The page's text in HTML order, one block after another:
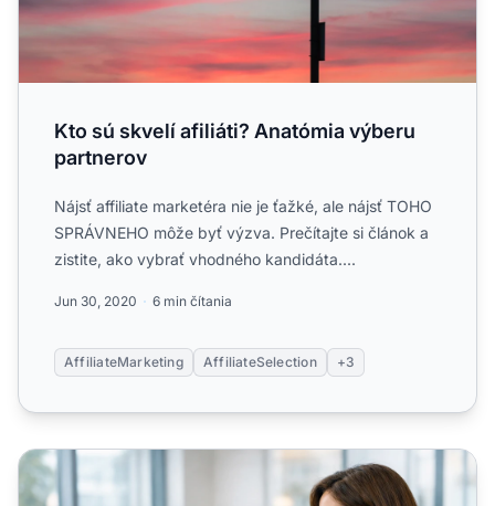
Kto sú skvelí afiliáti? Anatómia výberu
partnerov
Nájsť affiliate marketéra nie je ťažké, ale nájsť TOHO
SPRÁVNEHO môže byť výzva. Prečítajte si článok a
zistite, ako vybrať vhodného kandidáta....
Jun 30, 2020 6 min čítania
AffiliateMarketing AffiliateSelection +3
Ako skúmať a hodnotiť potenciálnych affiliate marketérov